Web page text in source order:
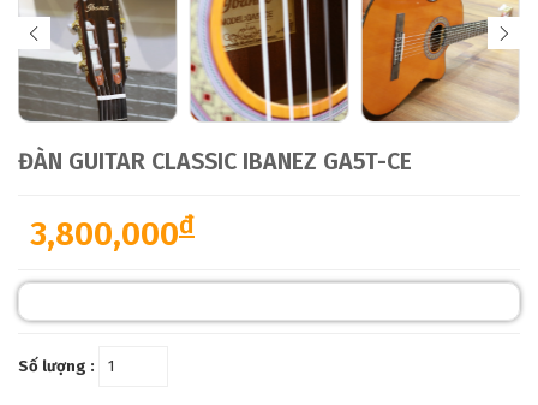
ĐÀN GUITAR CLASSIC IBANEZ GA5T-CE
3,800,000đ
Số lượng :